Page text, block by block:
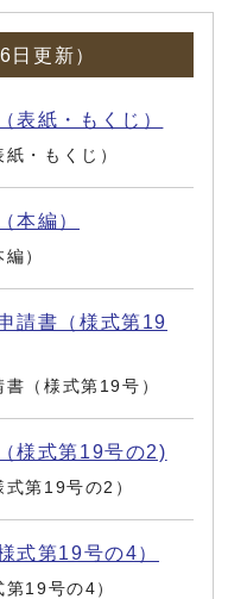
更新）
表紙・もくじ）
・もくじ）
本編）
）
請書（様式第19
（様式第19号）
様式第19号の2)
第19号の2）
式第19号の4）
19号の4）